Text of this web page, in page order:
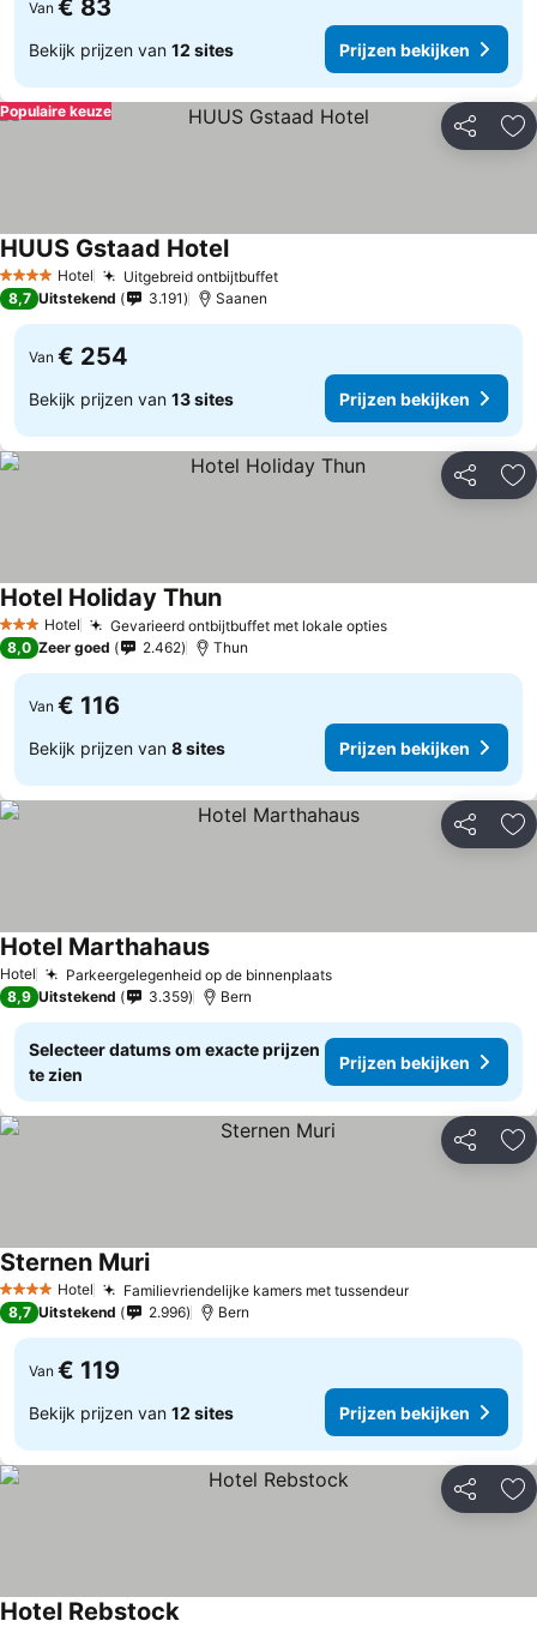
Van € 83
Bekijk prijzen van 12 sites Prijzen bekijken
Delen
Populaire keuze
4 SterrenHotel Uitgebreid ontbijtbuffet
HUUS Gstaad Hotel
8,7 Uitstekend 3.191 Saanen
Van € 254
Bekijk prijzen van 13 sites Prijzen bekijken
Delen
3 SterrenHotel Gevarieerd ontbijtbuffet met lokale opties
Hotel Holiday Thun
8,0 Zeer goed 2.462 Thun
Van € 116
Bekijk prijzen van 8 sites Prijzen bekijken
Delen
Hotel Parkeergelegenheid op de binnenplaats
Hotel Marthahaus
8,9 Uitstekend 3.359 Bern
Selecteer datums om exacte prijzen
te zien
Prijzen bekijken
Delen
4 SterrenHotel Familievriendelijke kamers met tussendeur
Sternen Muri
8,7 Uitstekend 2.996 Bern
Van € 119
Bekijk prijzen van 12 sites Prijzen bekijken
Delen
Hotel Rebstock